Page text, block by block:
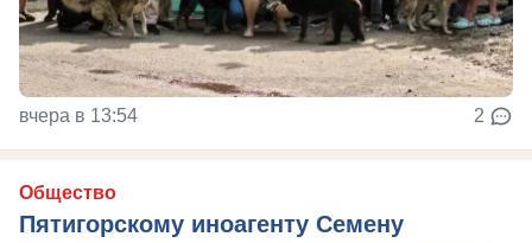
вчера в 13:54 2
Общество
Пятигорскому иноагенту Семену